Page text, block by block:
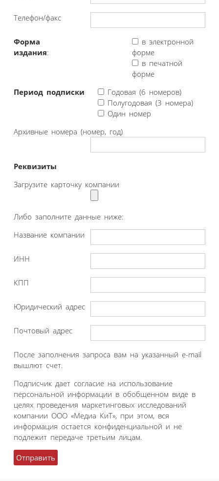
Телефон/факс
Форма
издания:
в электронной
форме
в печатной
форме
Период подписки
Годовая (6 номеров)
Полугодовая (3 номера)
Один номер
Архивные номера (номер, год)
Реквизиты
Загрузите карточку компании
Либо заполните данные ниже:
Название компании
ИНН
КПП
Юридический адрес
Почтовый адрес
После заполнения запроса вам на указанный e-mail
вышлют счет.
Подписчик дает согласие на использование
персональной информации в обобщенном виде в
целях проведения маркетинговых исследований
компании ООО «Медиа КиТ», при этом, вся
информация остается конфиденциальной и не
подлежит передаче третьим лицам.